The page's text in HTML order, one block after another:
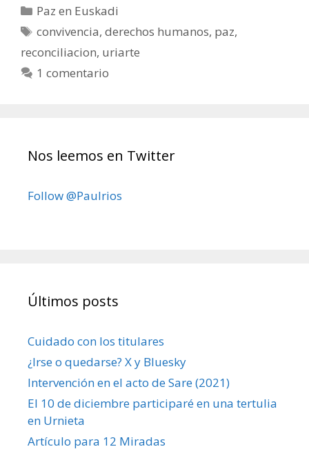
Categorías
Paz en Euskadi
Etiquetas
convivencia,derechos humanos, paz,
reconciliacion, uriarte
1 comentario
Nos leemos en Twitter
Follow @Paulrios
Últimos posts
Cuidado con los titulares
¿Irse o quedarse? X y Bluesky
Intervención en el acto de Sare (2021)
El 10 de diciembre participaré en una tertulia
en Urnieta
Artículo para 12 Miradas